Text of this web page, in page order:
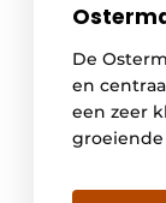
De
en
een zeer